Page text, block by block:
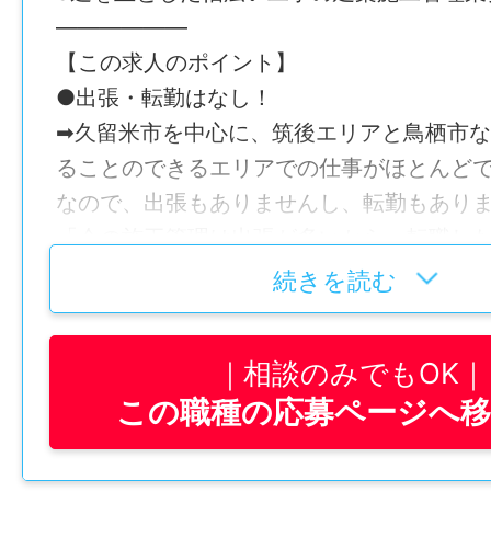
——————
【この求人のポイント】
●出張・転勤はなし！
➡久留米市を中心に、筑後エリアと鳥栖市
ることのできるエリアでの仕事がほとんど
なので、出張もありませんし、転勤もあり
方は、是非ご応募ください♬
●幅広い建築物に携われるので飽きない
➡施工管理は「毎回似たような機械や施設
する」といった仕事となることがほとんど
に飽きやすかったりします。
しかし、小林建設では住まい・公共施設・
続きを読む
相談のみでもOK
この職種の応募ページへ